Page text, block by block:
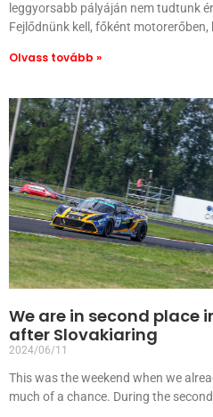
leggyorsabb pályáján nem tudtunk
Fejlődnünk kell, főként motorerőben,
Olvass tovább »
We are in second place
after Slovakiaring
2024/06/11
This was the weekend when we
much of a chance. During the